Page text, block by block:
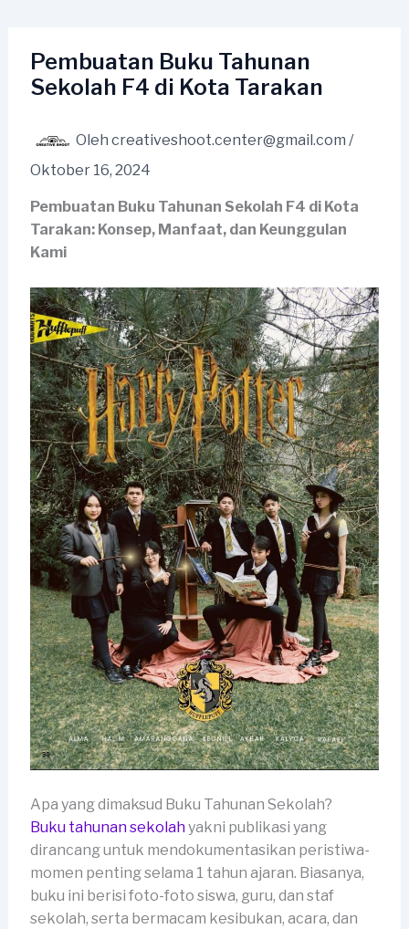
kontenPembuatan Buku Tahunan
Sekolah F4 di Kota Tarakan
Oleh creativeshoot.center@gmail.com /
Oktober 16, 2024
Pembuatan Buku Tahunan Sekolah F4 di Kota
Tarakan: Konsep, Manfaat, dan Keunggulan
Kami
Apa yang dimaksud Buku Tahunan Sekolah?
Buku tahunan sekolahyakni publikasi yang
dirancang untuk mendokumentasikan peristiwa-
momen penting selama 1 tahun ajaran. Biasanya,
buku ini berisi foto-foto siswa, guru, dan staf
sekolah, serta bermacam kesibukan, acara, dan